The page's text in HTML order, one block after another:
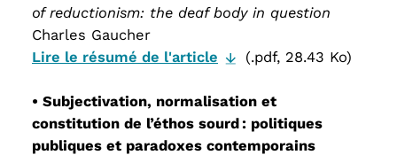
of reductionism: the deaf body in question
Charles Gaucher
Lire le résumé de l'article
(.pdf, 28.43 Ko)
• Subjectivation, normalisation et
constitution de l’éthos sourd : politiques
publiques et paradoxes contemporains